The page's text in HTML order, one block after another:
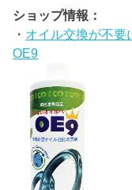
ショップ情報：
・ オイル交換が不要
OE9